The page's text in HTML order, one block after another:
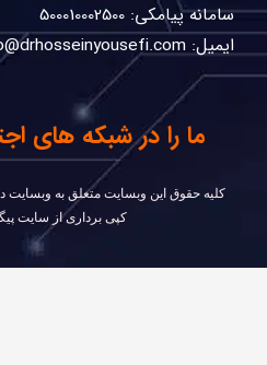
سامانه پیامکی: 500010002500
ایمیل: info@drhosseinyousefi.com
ما را در شبکه های
كليه حقوق اين وبسايت متعلق به وبسایت
کپی برداری از سایت پیگرد